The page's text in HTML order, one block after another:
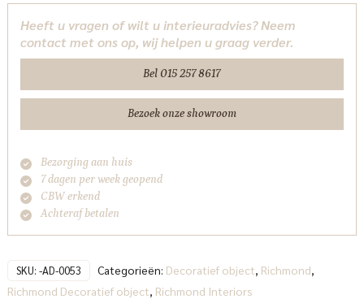
black/gold
Richmond
Interiors
Heeft u vragen of wilt u interieuradvies? Neem
contact met ons op, wij helpen u graag verder.
Bel 015 257 8617
Bezoek onze showroom
Bezorging aan huis
7 dagen per week geopend
CBW erkend
Achteraf betalen
SKU: -AD-0053 Categorieën: Decoratief object Richmond
Richmond Decoratief object Richmond Interiors